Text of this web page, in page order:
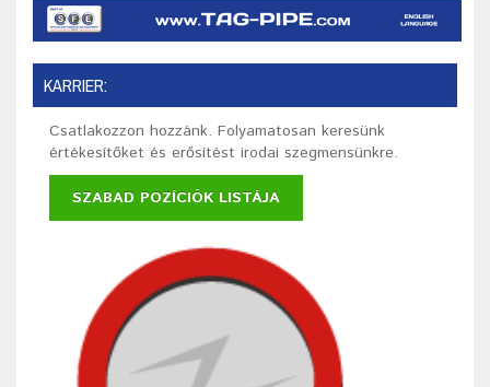
KARRIER:
Csatlakozzon hozzánk. Folyamatosan keresünk
értékesítőket és erősítést irodai szegmensünkre.
SZABAD POZÍCIÓK LISTÁJA